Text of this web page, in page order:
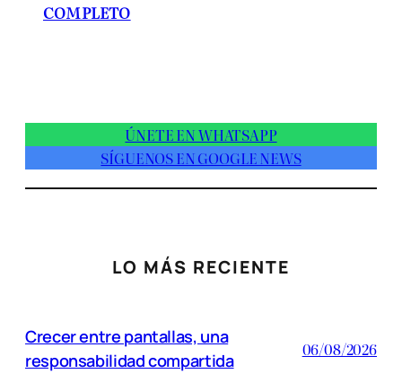
COMPLETO
ÚNETE EN WHATSAPP
SÍGUENOS EN GOOGLE NEWS
LO MÁS RECIENTE
Crecer entre pantallas, una
responsabilidad compartida
06/08/2026